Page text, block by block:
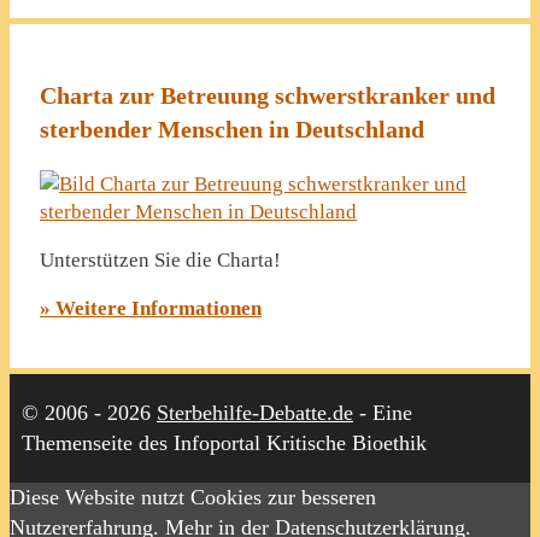
Charta zur Betreuung schwerstkranker und
sterbender Menschen in Deutschland
Unterstützen Sie die Charta!
» Weitere Informationen
© 2006 - 2026 Sterbehilfe-Debatte.de - Eine
Themenseite des Infoportal Kritische Bioethik
Diese Website nutzt Cookies zur besseren
Nutzererfahrung. Mehr in der Datenschutzerklärung.